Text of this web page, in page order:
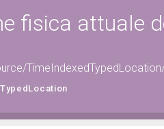
fisica attuale